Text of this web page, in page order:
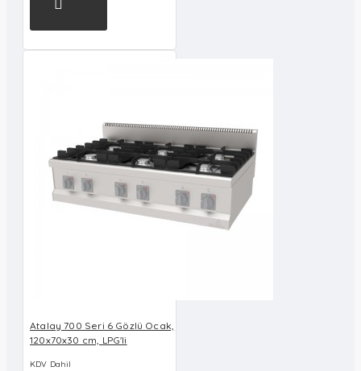
Atalay 700 Seri 6 Gözlü Ocak,
120x70x30 cm, LPG'li
KDV Dahil